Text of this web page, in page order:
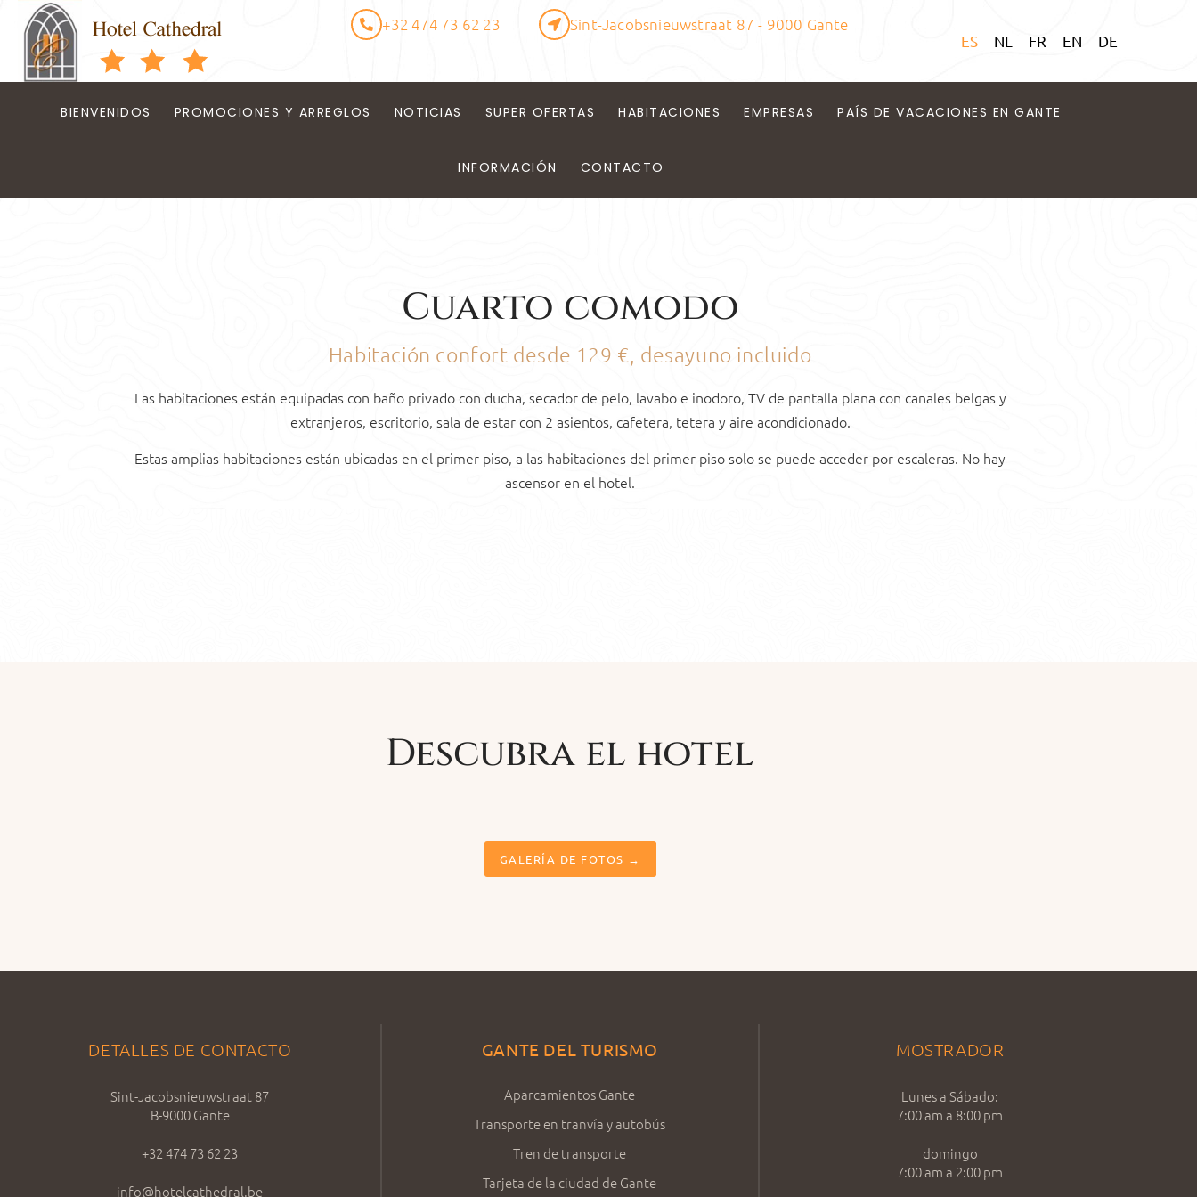
+32 474 73 62 23 Sint-Jacobsnieuwstraat 87 - 9000 Gante
ES NL FR EN DE
BIENVENIDOS PROMOCIONES Y ARREGLOS NOTICIAS SUPER OFERTAS HABITACIONES EMPRESAS PAÍS DE VACACIONES EN GANTE
INFORMACIÓN CONTACTO
Cuarto comodo
Habitación confort desde 129 €, desayuno incluido
Las habitaciones están equipadas con baño privado con ducha, secador de pelo, lavabo e inodoro, TV de pantalla plana con canales belgas y
extranjeros, escritorio, sala de estar con 2 asientos, cafetera, tetera y aire acondicionado.
Estas amplias habitaciones están ubicadas en el primer piso, a las habitaciones del primer piso solo se puede acceder por escaleras. No hay
ascensor en el hotel.
Descubra el hotel
GALERÍA DE FOTOS →
DETALLES DE CONTACTO
Sint-Jacobsnieuwstraat 87
B-9000 Gante
+32 474 73 62 23
info@hotelcathedral.be
GANTE DEL TURISMO
Aparcamientos Gante
Transporte en tranvía y autobús
Tren de transporte
Tarjeta de la ciudad de Gante
MOSTRADOR
Lunes a Sábado:
7:00 am a 8:00 pm
domingo
7:00 am a 2:00 pm